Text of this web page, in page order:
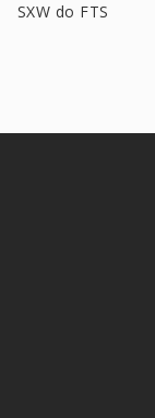
SXW do FTS